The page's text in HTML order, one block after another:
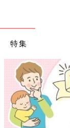
特集